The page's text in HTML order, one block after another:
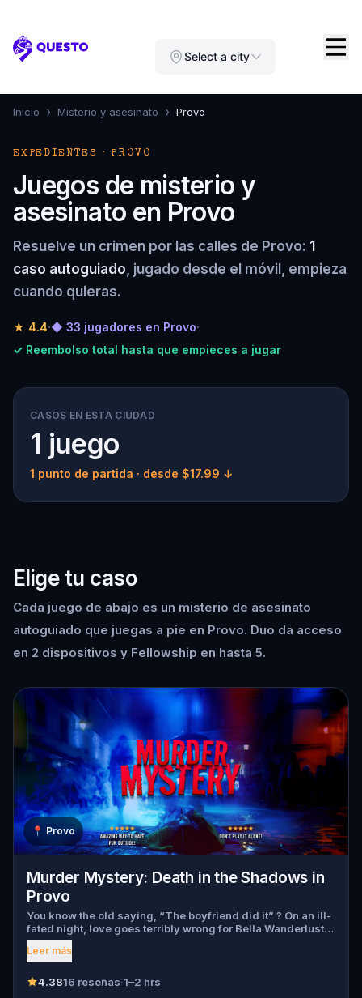
Questo Select a city
Inicio › Misterio y asesinato › Provo
EXPEDIENTES · PROVO
Juegos de misterio y
asesinato en Provo
Resuelve un crimen por las calles de Provo: 1
caso autoguiado, jugado desde el móvil, empieza
cuando quieras.
★ 4.4·◆ 33 jugadores en Provo·
✓ Reembolso total hasta que empieces a jugar
CASOS EN ESTA CIUDAD
1 juego
1 punto de partida · desde $17.99 ↓
Elige tu caso
Cada juego de abajo es un misterio de asesinato
autoguiado que juegas a pie en Provo. Duo da acceso
en 2 dispositivos y Fellowship en hasta 5.
📍 Provo
Murder Mystery: Death in the Shadows in
Provo
You know the old saying, “The boyfriend did it” ? On an ill-
fated night, love goes terribly wrong for Bella Wanderlust
and Walter Bridges . Bella, a famous travel blogger, was
found dead during a ghost tour led by the theatrical Percy
Walter, the obsessed boyfriend? Percy, the ghost tour
Leer más
4.3816 reseñas·1–2 hrs